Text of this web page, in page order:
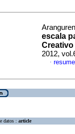
escala
2012,
·
datos : article